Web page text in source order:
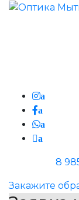
a
a
a
a
8
Закажите